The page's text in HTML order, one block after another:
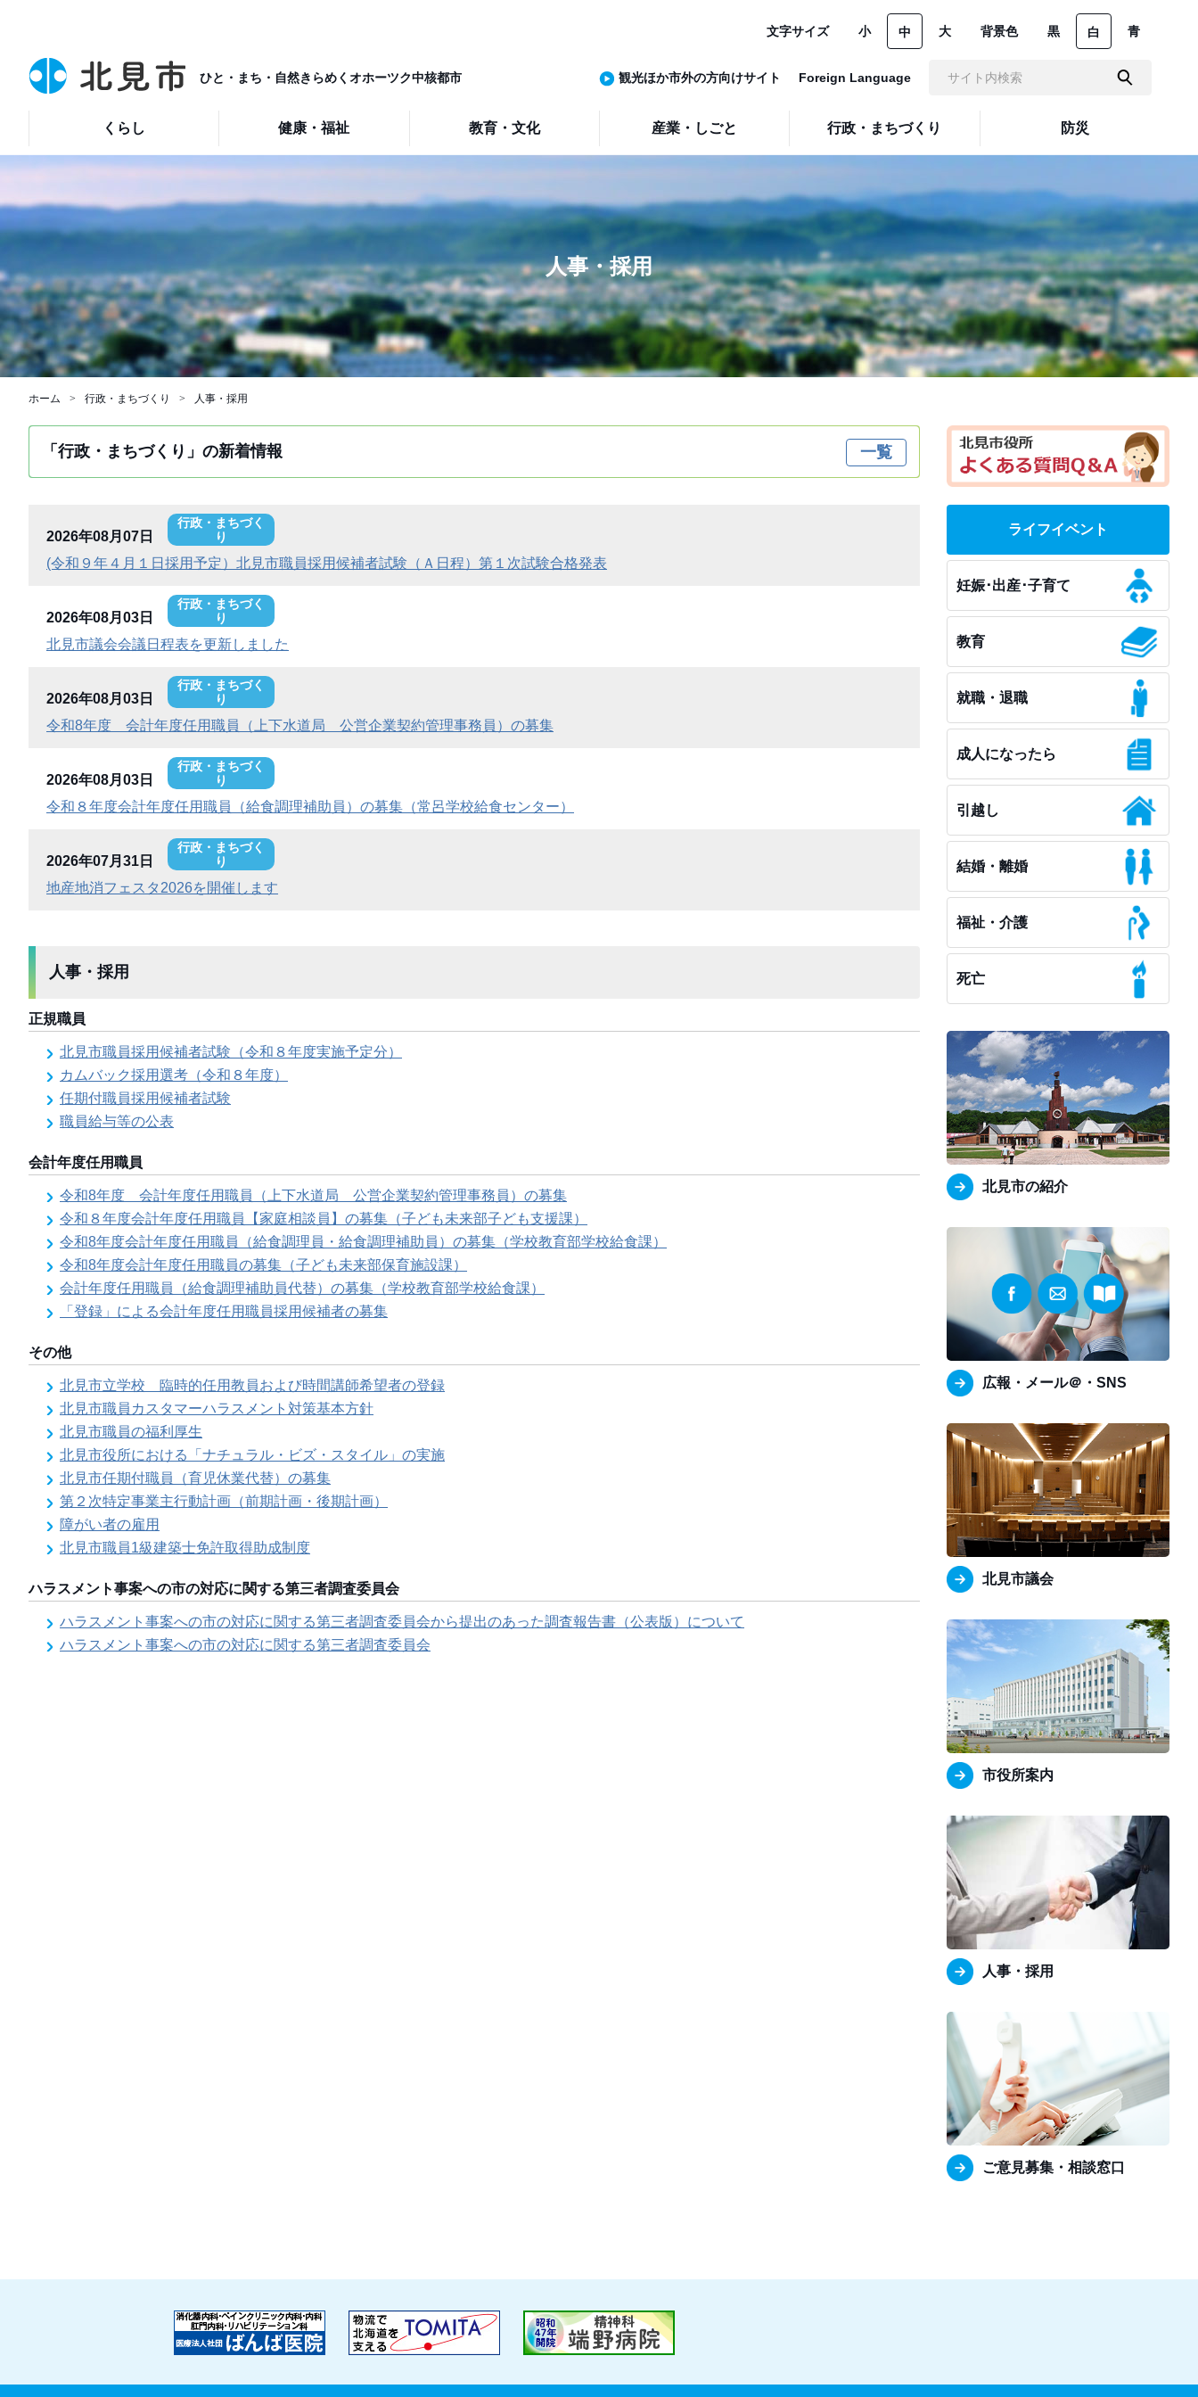
ひと・まち・自然きらめくオホーツク中核都市
くらし 健康・福祉 教育・文化 産業・しごと 行政・まちづくり 防災
文字サイズ 小 中 大 背景色 黒 白 青
観光ほか市外の方向けサイト Foreign Language
人事・採用
ホーム 行政・まちづくり 人事・採用
「行政・まちづくり」の新着情報 一覧
2026年08月07日
行政・まちづく
り
(令和９年４月１日採用予定）北見市職員採用候補者試験（Ａ日程）第１次試験合格発表
2026年08月03日
行政・まちづく
り
北見市議会会議日程表を更新しました
2026年08月03日
行政・まちづく
り
令和8年度 会計年度任用職員（上下水道局 公営企業契約管理事務員）の募集
2026年08月03日
行政・まちづく
り
令和８年度会計年度任用職員（給食調理補助員）の募集（常呂学校給食センター）
2026年07月31日
行政・まちづく
り
地産地消フェスタ2026を開催します
人事・採用
正規職員
北見市職員採用候補者試験（令和８年度実施予定分）
カムバック採用選考（令和８年度）
任期付職員採用候補者試験
職員給与等の公表
会計年度任用職員
令和8年度 会計年度任用職員（上下水道局 公営企業契約管理事務員）の募集
令和８年度会計年度任用職員【家庭相談員】の募集（子ども未来部子ども支援課）
令和8年度会計年度任用職員（給食調理員・給食調理補助員）の募集（学校教育部学校給食課）
令和8年度会計年度任用職員の募集（子ども未来部保育施設課）
会計年度任用職員（給食調理補助員代替）の募集（学校教育部学校給食課）
「登録」による会計年度任用職員採用候補者の募集
その他
北見市立学校 臨時的任用教員および時間講師希望者の登録
北見市職員カスタマーハラスメント対策基本方針
北見市職員の福利厚生
北見市役所における「ナチュラル・ビズ・スタイル」の実施
北見市任期付職員（育児休業代替）の募集
第２次特定事業主行動計画（前期計画・後期計画）
障がい者の雇用
北見市職員1級建築士免許取得助成制度
ハラスメント事案への市の対応に関する第三者調査委員会
ハラスメント事案への市の対応に関する第三者調査委員会から提出のあった調査報告書（公表版）について
ハラスメント事案への市の対応に関する第三者調査委員会
ライフイベント
妊娠･出産･子育て
教育
就職・退職
成人になったら
引越し
結婚・離婚
福祉・介護
死亡
北見市の紹介
広報・メール＠・SNS
北見市議会
市役所案内
人事・採用
ご意見募集・相談窓口